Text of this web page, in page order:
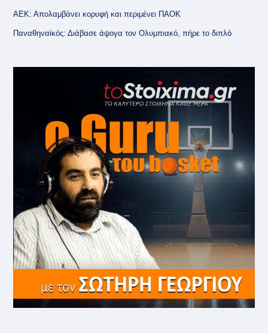
ΑΕΚ: Απολαμβάνει κορυφή και περιμένει ΠΑΟΚ
Παναθηναϊκός: Διάβασε άψογα τον Ολυμπιακό, πήρε το διπλό